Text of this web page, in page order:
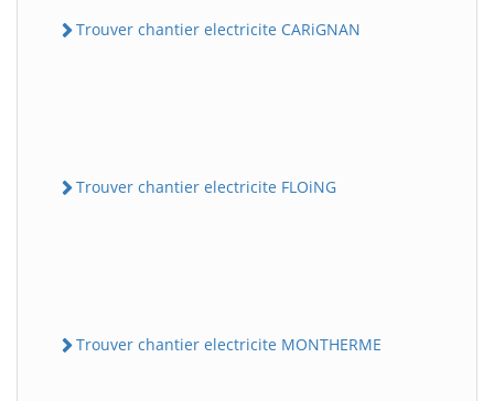
Trouver chantier electricite CARiGNAN
Trouver chantier electricite FLOiNG
Trouver chantier electricite MONTHERME